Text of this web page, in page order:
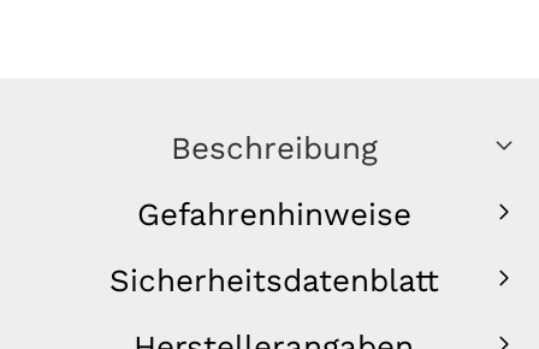
Beschreibung
Gefahrenhinweise
Sicherheitsdatenblatt